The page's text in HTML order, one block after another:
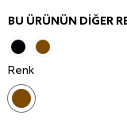
BU ÜRÜNÜN DIĞER
Renk